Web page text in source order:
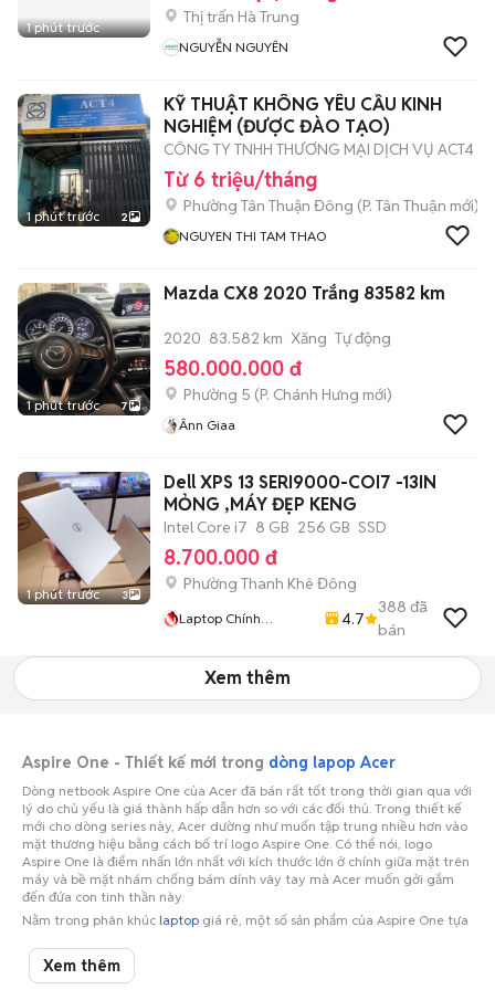
1 phút trước
Thị trấn Hà Trung
NGUYỄN NGUYÊN
1 phút trước 2
KỸ THUẬT KHÔNG YÊU CẦU KINH
NGHIỆM (ĐƯỢC ĐÀO TẠO)
CÔNG TY TNHH THƯƠNG MẠI DỊCH VỤ ACT4
Từ 6 triệu/tháng
Phường Tân Thuận Đông (P. Tân Thuận mới)
NGUYEN THI TAM THAO
1 phút trước 7
Mazda CX8 2020 Trắng 83582 km
2020 83.582 km Xăng Tự động
580.000.000 đ
Phường 5 (P. Chánh Hưng mới)
Ânn Giaa
1 phút trước 3
Dell XPS 13 SERI9000-COI7 -13IN
MỎNG ,MÁY ĐẸP KENG
Intel Core i7 8 GB 256 GB SSD
8.700.000 đ
Phường Thanh Khê Đông
Laptop Chính
4.7
388 đã
bán
Xem thêm
Aspire One - Thiết kế mới trong dòng lapop Acer
Dòng netbook Aspire One của Acer đã bán rất tốt trong thời gian qua với
lý do chủ yếu là giá thành hấp dẫn hơn so với các đối thủ. Trong thiết kế
mới cho dòng series này, Acer dường như muốn tập trung nhiều hơn vào
mặt thương hiệu bằng cách bố trí logo Aspire One. Có thể nói, logo
Aspire One là điểm nhấn lớn nhất với kích thước lớn ở chính giữa mặt trên
máy và bề mặt nhám chống bám dính vây tay mà Acer muốn gởi gắm
đến đứa con tinh thần này.
Nằm trong phân khúc laptop giá rẻ, một số sản phẩm của Aspire One tựa
Intel Pentium thay cho chip Atom như các thế hệ netbook thông thường
trước đây. Dòng laptop này phù hợp với các sinh viên hoặc những người
Xem thêm